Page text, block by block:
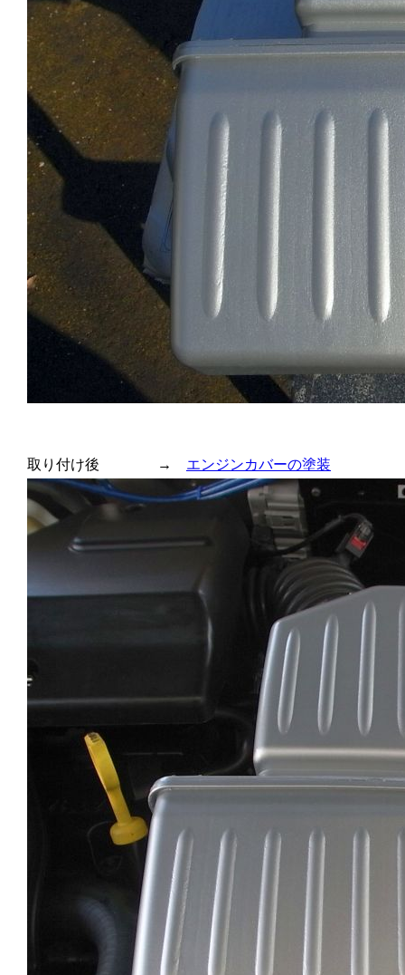
取り付け後 → エンジンカバーの塗装